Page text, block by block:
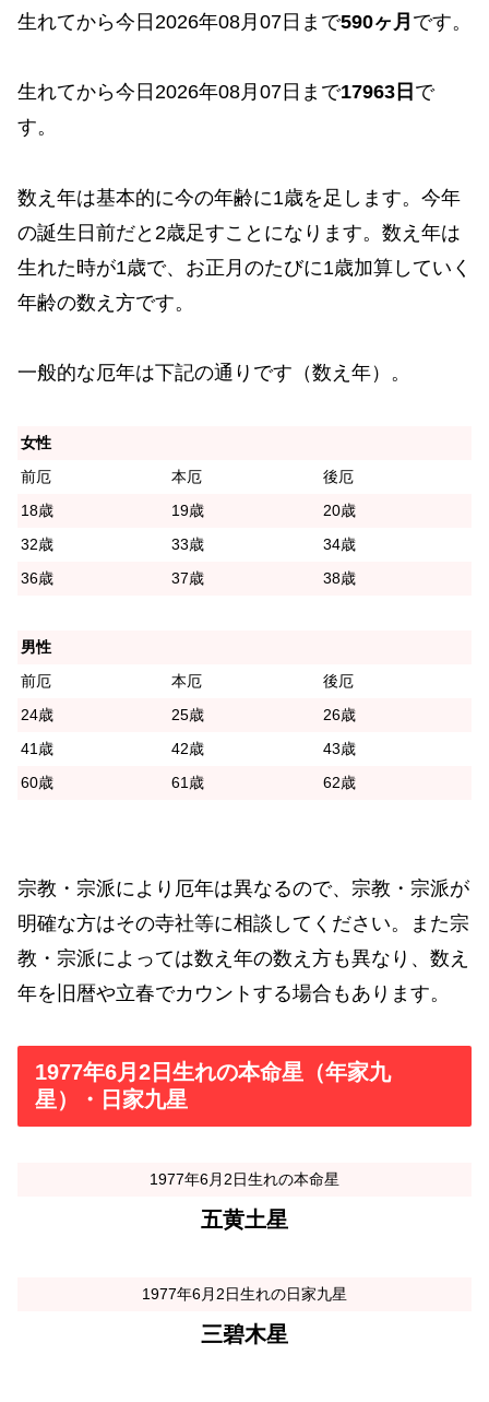
生れてから今日2026年08月07日まで590ヶ月 です。
生れてから今日2026年08月07日まで17963日 で
す。
数え年は基本的に今の年齢に1歳を足します。今年
の誕生日前だと2歳足すことになります。数え年は
生れた時が1歳で、お正月のたびに1歳加算していく
年齢の数え方です。
一般的な厄年は下記の通りです（数え年）。
女性
前厄
本厄
後厄
18歳
19歳
20歳
32歳
33歳
34歳
36歳
37歳 38歳
男性
前厄
本厄
後厄
24歳
25歳
26歳
41歳
42歳
43歳
60歳
61歳 62歳
宗教・宗派により厄年は異なるので、宗教・宗派が
明確な方はその寺社等に相談してください。また宗
教・宗派によっては数え年の数え方も異なり、数え
年を旧暦や立春でカウントする場合もあります。
1977年6月2日生れの本命星（年家九
星）・日家九星
1977年6月2日生れの本命星
五黄土星
1977年6月2日生れの日家九星
三碧木星